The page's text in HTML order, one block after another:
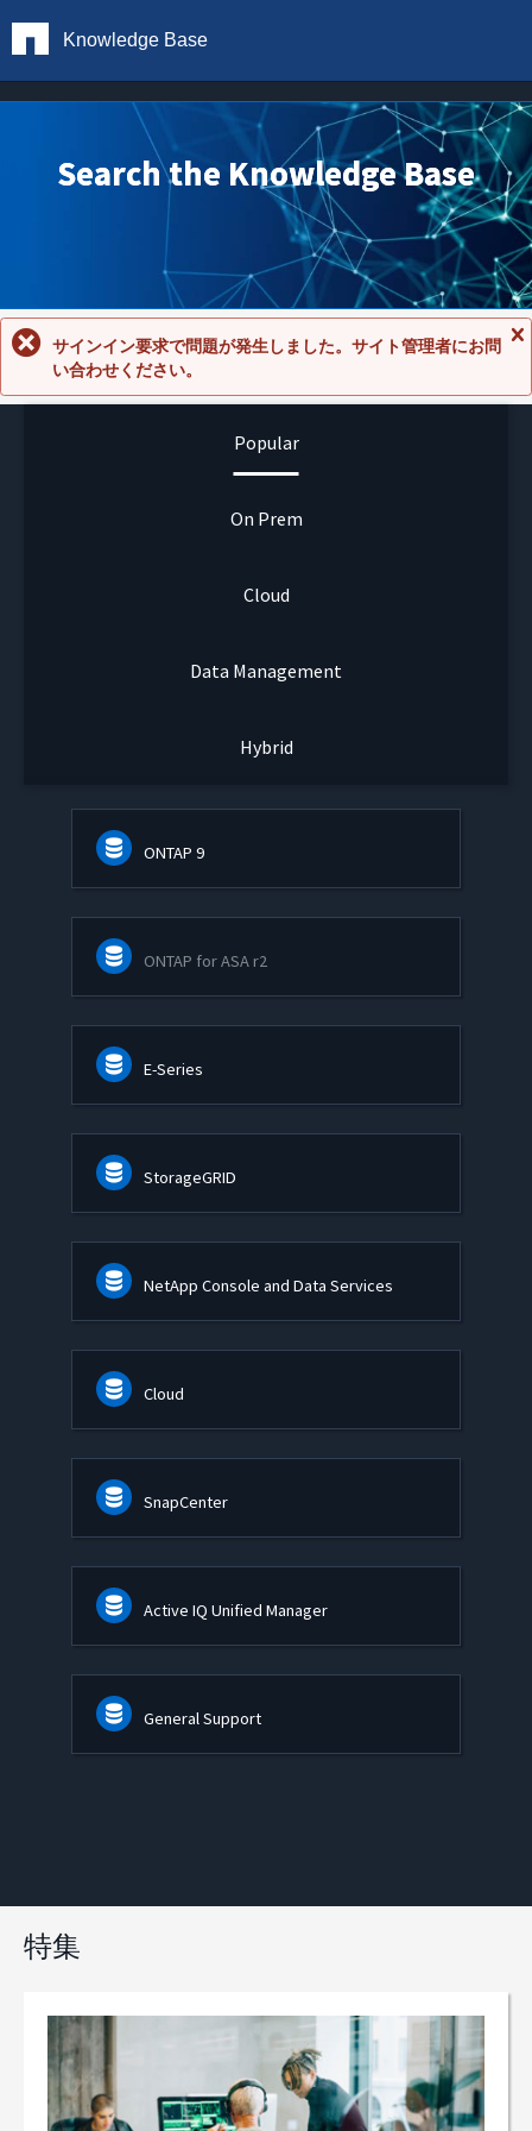
Knowledge Base
Search the Knowledge Base
セ
サインイン要求で問題が発生しました。サイト管理者にお問
い合わせください。
Popular
On Prem
Cloud
Data Management
Hybrid
ONTAP 9
ONTAP for ASA r2
E-Series
StorageGRID
NetApp Console and Data Services
Cloud
SnapCenter
Active IQ Unified Manager
General Support
特集